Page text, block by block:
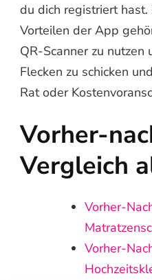
du dich registriert
Vorteilen der App
QR-Scanner zu nutzen
Flecken zu schicken
Rat oder
Vorher-
Vergleich
Vorher-